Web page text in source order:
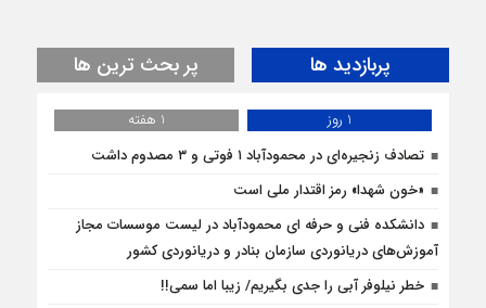
پربازدید ها پر بحث ترین ها
1 روز
1 هفته
تصادف زنجیره‌ای در محمودآباد ۱ فوتی و ۳ مصدوم داشت
«خون شهدا» رمز اقتدار ملی است
دانشکده فنی و حرفه ای محمودآباد در لیست موسسات مجاز
آموزش‌های دریانوردی سازمان بنادر و دریانوردی کشور
خطر نیلوفر آبی را جدی بگیریم/ زیبا اما سمی!!